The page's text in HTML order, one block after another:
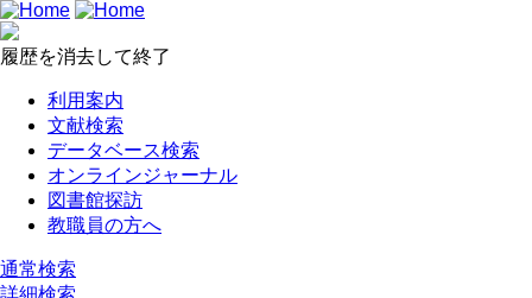
履歴を消去して終了
利用案内
文献検索
データベース検索
オンラインジャーナル
図書館探訪
教職員の方へ
通常検索
詳細検索